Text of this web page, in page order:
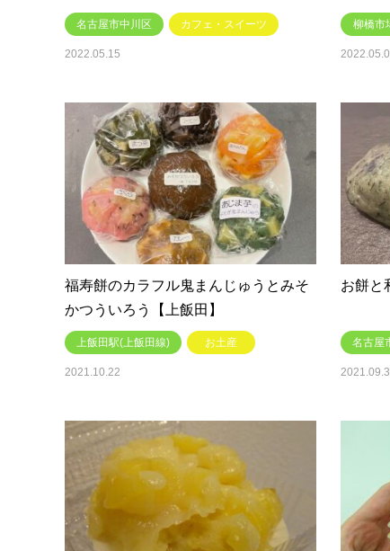
名古屋市中川区 カフェ・スイーツ
2022.05.15
柳橋市
福寿餅のカラフル鬼まんじゅうとみそ
かつういろう【上飯田】
上飯田駅(上飯田線) お土産
2021.10.22
お餅と
名古屋